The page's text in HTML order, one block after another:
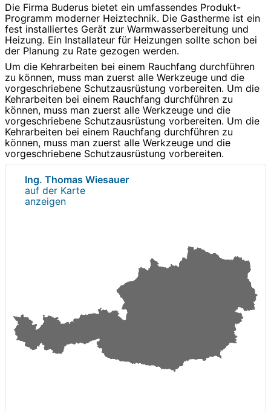
Die Firma Buderus bietet ein umfassendes Produkt-
Programm moderner Heiztechnik. Die Gastherme ist ein
fest installiertes Gerät zur Warmwasserbereitung und
Heizung. Ein Installateur für Heizungen sollte schon bei
der Planung zu Rate gezogen werden.
Um die Kehrarbeiten bei einem Rauchfang durchführen
zu können, muss man zuerst alle Werkzeuge und die
vorgeschriebene Schutzausrüstung vorbereiten. Um die
Kehrarbeiten bei einem Rauchfang durchführen zu
können, muss man zuerst alle Werkzeuge und die
vorgeschriebene Schutzausrüstung vorbereiten. Um die
Kehrarbeiten bei einem Rauchfang durchführen zu
können, muss man zuerst alle Werkzeuge und die
vorgeschriebene Schutzausrüstung vorbereiten.
Ing. Thomas Wiesauer
auf der Karte
anzeigen